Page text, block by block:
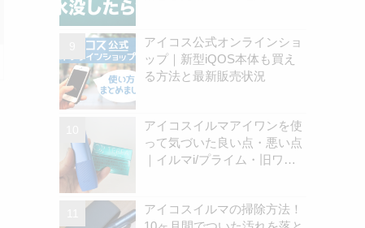
アイコス公式オンラインショ
ップ｜新型iQOS本体も買え
る方法と最新販売状況
アイコスイルマアイワンを使
って気づいた良い点・悪い点
｜イルマi/プライム・旧ワン
アイコスイルマの掃除方法！